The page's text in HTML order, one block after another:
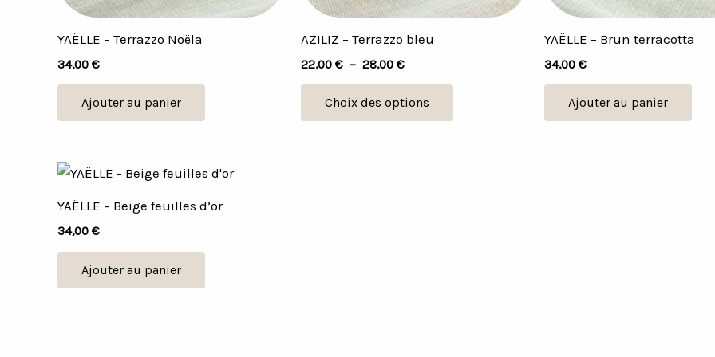
YAËLLE – Terrazzo Noëla
34,00 €
Ajouter au panier
AZILIZ – Terrazzo bleu
22,00 € – 28,00 €
Choix des options
du
YAËLLE – Brun terracotta
34,00 €
Ajouter au panier
YAËLLE – Beige feuilles d’or
34,00 €
Ajouter au panier